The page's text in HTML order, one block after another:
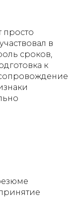
просто
в
сроков,
к